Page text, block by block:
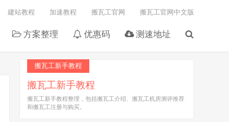
方案整理 优惠码 测速地址
建站教程 加速教程 搬瓦工官网 搬瓦工官网中文版
搬瓦工新手教程
搬瓦工新手教程
搬瓦工新手教程整理，包括搬瓦工介绍、搬瓦工机房测评推荐
和搬瓦工注册与购买。